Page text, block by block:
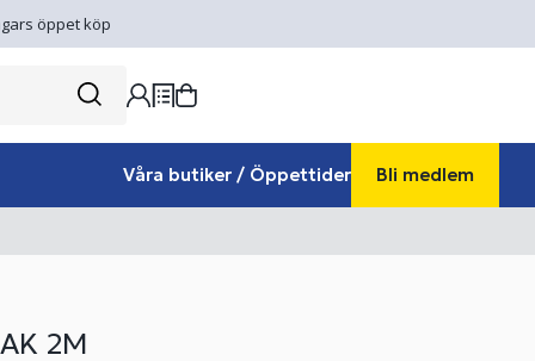
öppet köp
Våra butiker / Öppettider Bli medlem
2M